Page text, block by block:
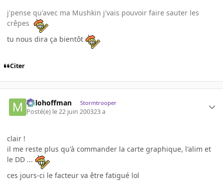
j'pense qu'avec ma Mushkin j'vais pouvoir faire sauter les
crêpes
tu nous dira ça bientôt
Citer
milohoffman Stormtrooper
Posté(e) le 22 juin 200323 a
clair !
il me reste plus qu'à commander la carte graphique, l'alim et
le DD ...
ces jours-ci le facteur va être fatigué lol